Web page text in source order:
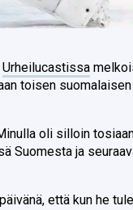
Urheilucastissa
toisen
oli silloin
Suomesta ja
että kun he